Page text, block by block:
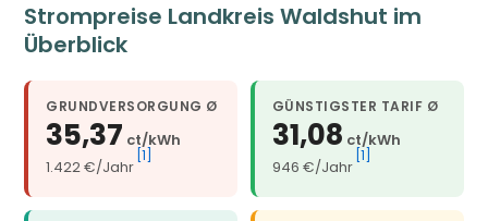
Strompreise Landkreis Waldshut im
Überblick
GRUNDVERSORGUNG Ø
35,37 ct/kWh
1.422 €/Jahr
[1]
GÜNSTIGSTER TARIF Ø
31,08 ct/kWh
946 €/Jahr
[1]